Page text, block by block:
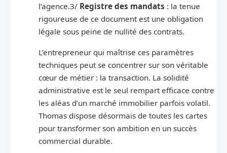
l’agence.3/ Registre des mandats : la tenue
rigoureuse de ce document est une obligation
légale sous peine de nullité des contrats.
L’entrepreneur qui maîtrise ces paramètres
techniques peut se concentrer sur son véritable
cœur de métier : la transaction. La solidité
administrative est le seul rempart efficace contre
les aléas d’un marché immobilier parfois volatil.
Thomas dispose désormais de toutes les cartes
pour transformer son ambition en un succès
commercial durable.